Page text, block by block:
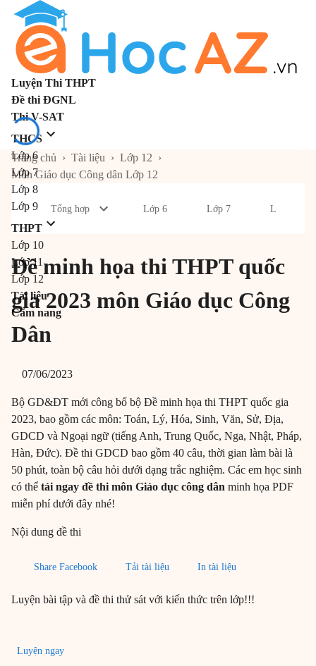
Luyện Thi THPT
Đề thi ĐGNL
Thi V-SAT
THCS
Lớp 6
Lớp 7
Lớp 8
Lớp 9
THPT
Lớp 10
Lớp 11
Lớp 12
Tài liệu
Cẩm nang
Trang chủ › Tài liệu › Lớp 12 ›
Môn Giáo dục Công dân Lớp 12
Tổng hợp Lớp 6 Lớp 7 Lớp 8
Đề minh họa thi THPT quốc
gia 2023 môn Giáo dục Công
Dân
07/06/2023
Bộ GD&ĐT mới công bố bộ Đề minh họa thi THPT quốc gia
2023, bao gồm các môn: Toán, Lý, Hóa, Sinh, Văn, Sử, Địa,
GDCD và Ngoại ngữ (tiếng Anh, Trung Quốc, Nga, Nhật, Pháp,
Hàn, Đức). Đề thi GDCD bao gồm 40 câu, thời gian làm bài là
50 phút, toàn bộ câu hỏi dưới dạng trắc nghiệm. Các em học sinh
có thể tải ngay đề thi môn Giáo dục công dân minh họa PDF
miễn phí dưới đây nhé!
Nội dung đề thi
Share Facebook Tải tài liệu In tài liệu
Luyện bài tập và đề thi thử sát với kiến thức trên lớp!!!
Luyện ngay